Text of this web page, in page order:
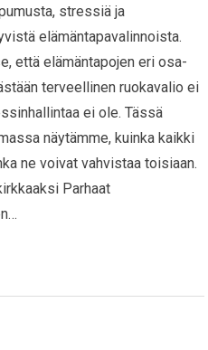
stressiä ja
elämäntapavalinnoista.
että elämäntapojen eri osa-
terveellinen ruokavalio ei
ei ole. Tässä
näytämme, kuinka kaikki
ne voivat vahvistaa toisiaan.
Parhaat